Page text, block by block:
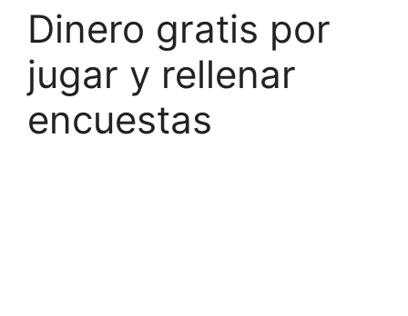
Dinero gratis por
jugar y rellenar
encuestas